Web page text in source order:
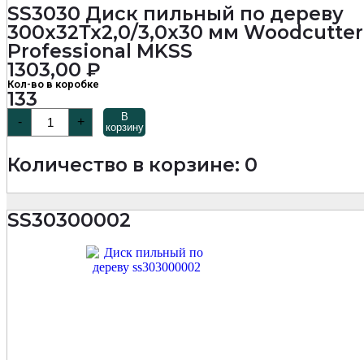
SS3030 Диск пильный по дереву
300х32Тх2,0/3,0х30 мм Woodcutter
Professional MKSS
1303,00 ₽
Кол-во в коробке
133
-
товара
SS3030
пильный
дереву
мм
Woodcutter
Professional
+
В
корзину
Количество в корзине: 0
SS30300002